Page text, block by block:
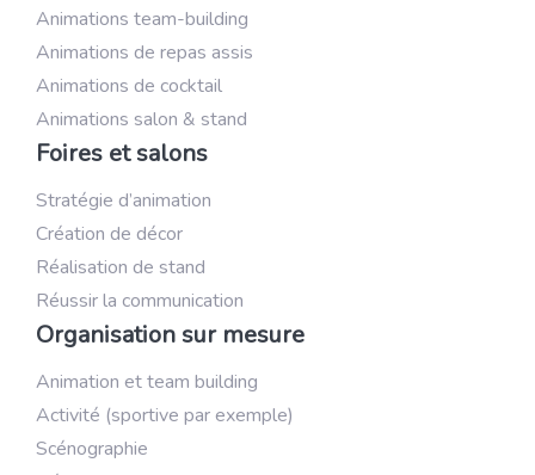
Animations team-building
Animations de repas assis
Animations de cocktail
Animations salon & stand
Foires et salons
Stratégie d’animation
Création de décor
Réalisation de stand
Réussir la communication
Organisation sur mesure
Animation et team building
Activité (sportive par exemple)
Scénographie